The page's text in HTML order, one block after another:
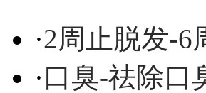
·2周止脱发-6
·口臭-祛除口